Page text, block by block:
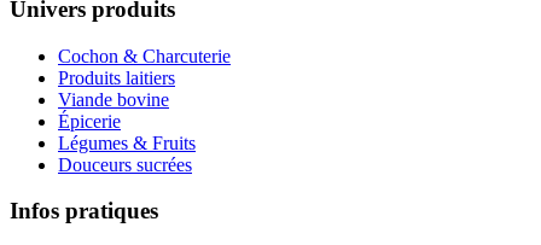
Univers produits
Cochon & Charcuterie
Produits laitiers
Viande bovine
Épicerie
Légumes & Fruits
Douceurs sucrées
Infos pratiques